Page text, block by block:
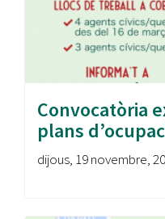
Convocatòria
plans
dijous, 19 novembre,